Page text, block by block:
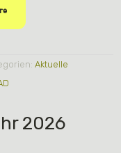
Aktuelle
2026